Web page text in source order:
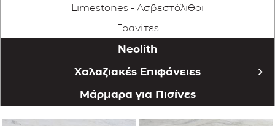
ΚΑΤΑΛΟΓΟΣ
ΕΠΙΚΟΙΝΩΝΙΑ
Limestones - Ασβεστόλιθοι
Γρανίτες
Neolith
Χαλαζιακές Επιφάνειες
Quartzforms
Μάρμαρα για Πισίνες